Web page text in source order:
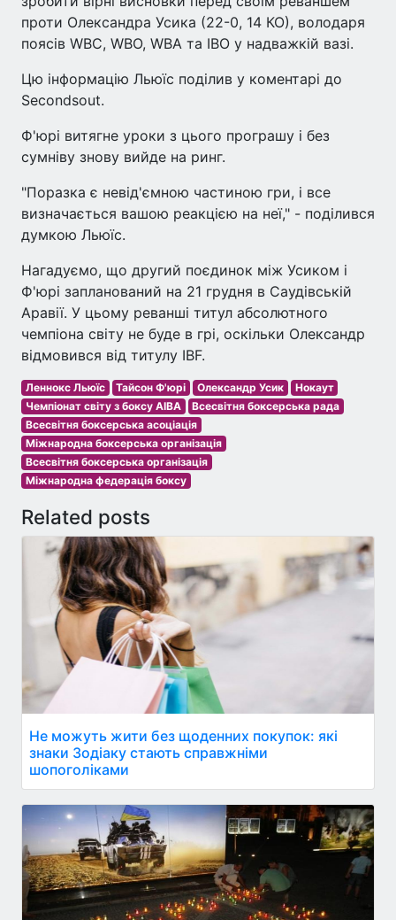
проти Олександра Усика (22-0, 14 КО), володаря
поясів WBC, WBO, WBA та IBO у надважкій вазі.
Цю інформацію Льюїс поділив у коментарі до
Secondsout.
Ф'юрі витягне уроки з цього програшу і без
сумніву знову вийде на ринг.
"Поразка є невід'ємною частиною гри, і все
визначається вашою реакцією на неї," - поділився
думкою Льюїс.
Нагадуємо, що другий поєдинок між Усиком і
Ф'юрі запланований на 21 грудня в Саудівській
Аравії. У цьому реванші титул абсолютного
чемпіона світу не буде в грі, оскільки Олександр
відмовився від титулу IBF.
Леннокс Льюїс Тайсон Ф'юрі Олександр Усик
Нокаут
Чемпіонат світу з боксу AIBA
Всесвітня боксерська рада
Всесвітня боксерська асоціація
Міжнародна боксерська організація
Всесвітня боксерська організація
Міжнародна федерація боксу
Related posts
Не можуть жити без щоденних покупок: які
знаки Зодіаку стають справжніми
шопоголіками